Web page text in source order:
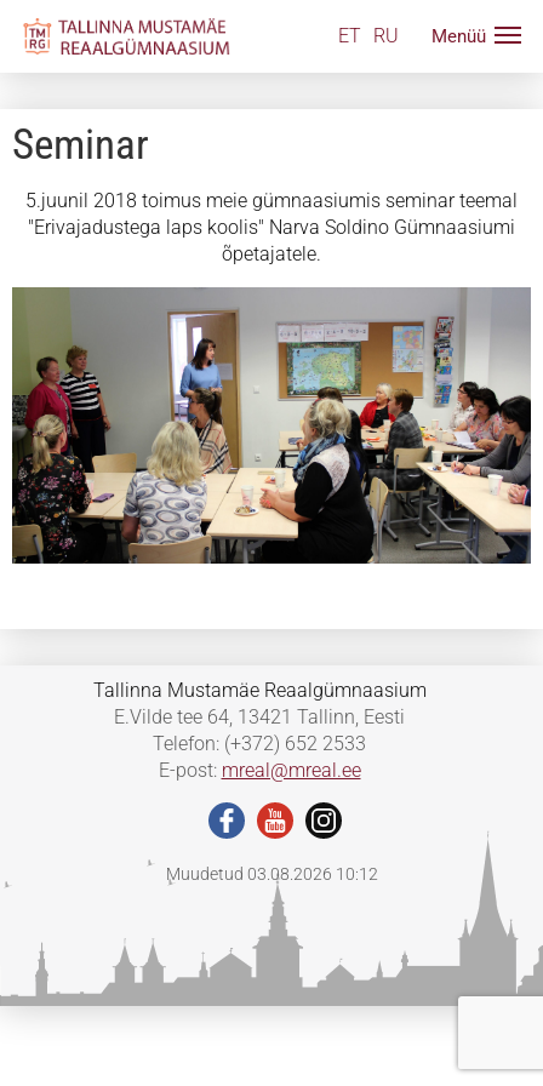
ET RU
Seminar
5.juunil 2018 toimus meie gümnaasiumis seminar teemal
"Erivajadustega laps koolis" Narva Soldino Gümnaasiumi
õpetajatele.
Tallinna Mustamäe Reaalgümnaasium
E.Vilde tee 64, 13421 Tallinn, Eesti
Telefon: (+372) 652 2533
E-post: mreal@mreal.ee
Muudetud 03.08.2026 10:12